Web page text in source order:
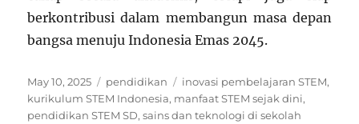
berkontribusi dalam membangun masa depan
bangsa menuju Indonesia Emas 2045.
Posted
on
May 10, 2025 Categories
pendidikan Tags
inovasi pembelajaran STEM,
kurikulum STEM Indonesia, manfaat STEM sejak dini,
pendidikan STEM SD,sains dan teknologi di sekolah